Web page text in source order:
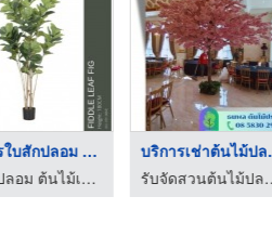
ต้นไทรใบสักปลอม กรุง ...
ต้นไม้ปลอม ต้นไม้เหมือนจริง เกรดพรีเมี่ยม - มาดามขจี
บริก
รับจัดสวนต้